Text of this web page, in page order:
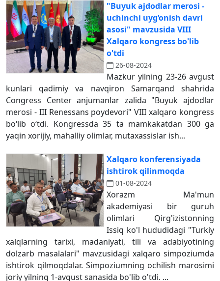
"Buyuk ajdodlar merosi -
uchinchi uyg‘onish davri
asosi" mavzusida VIII
Xalqaro kongress bo'lib
o'tdi
26-08-2024
Mazkur yilning 23-26 avgust
kunlari qadimiy va navqiron Samarqand shahrida
Congress Center anjumanlar zalida "Buyuk ajdodlar
merosi - III Renessans poydevori" VIII xalqaro kongress
bo‘lib o‘tdi. Kongressda 35 ta mamkakatdan 300 ga
yaqin xorijiy, mahalliy olimlar, mutaxassislar ish...
Xalqaro konferensiyada
ishtirok qilinmoqda
01-08-2024
Xorazm Ma'mun
akademiyasi bir guruh
olimlari Qirg'izistonning
Issiq ko'l hududidagi "Turkiy
xalqlarning tarixi, madaniyati, tili va adabiyotining
dolzarb masalalari" mavzusidagi xalqaro simpoziumda
ishtirok qilmoqdalar. Simpoziumning ochilish marosimi
joriy yilning 1-avgust sanasida bo'lib o'tdi. ...